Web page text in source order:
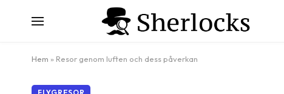
Hem » Resor genom luften och dess påverkan